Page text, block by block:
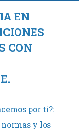
EN
CON
por ti?:
normas y los